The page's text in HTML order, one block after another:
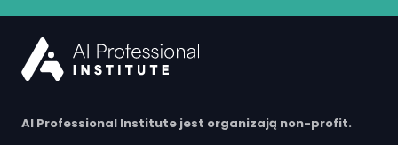
AI Professional Institute jest organizają non-profit.